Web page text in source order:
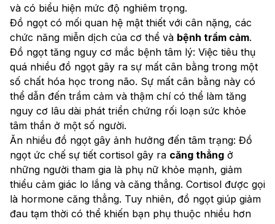
và có biểu hiện mức độ nghiêm trọng.
Đồ ngọt có mối quan hệ mật thiết với cân nặng, các
chức năng miễn dịch của cơ thể và bệnh trầm cảm.
Đồ ngọt tăng nguy cơ mắc bệnh tâm lý: Việc tiêu thụ
quá nhiều đồ ngọt gây ra sự mất cân bằng trong một
số chất hóa học trong não. Sự mất cân bằng này có
thể dẫn đến trầm cảm và thậm chí có thể làm tăng
nguy cơ lâu dài phát triển chứng rối loạn sức khỏe
tâm thần ở một số người.
Ăn nhiều đồ ngọt gây ảnh hưởng đến tâm trạng: Đồ
ngọt ức chế sự tiết cortisol gây ra căng thẳng ở
những người tham gia là phụ nữ khỏe mạnh, giảm
thiểu cảm giác lo lắng và căng thẳng. Cortisol được gọi
là hormone căng thẳng. Tuy nhiên, đồ ngọt giúp giảm
đau tạm thời có thể khiến bạn phụ thuộc nhiều hơn